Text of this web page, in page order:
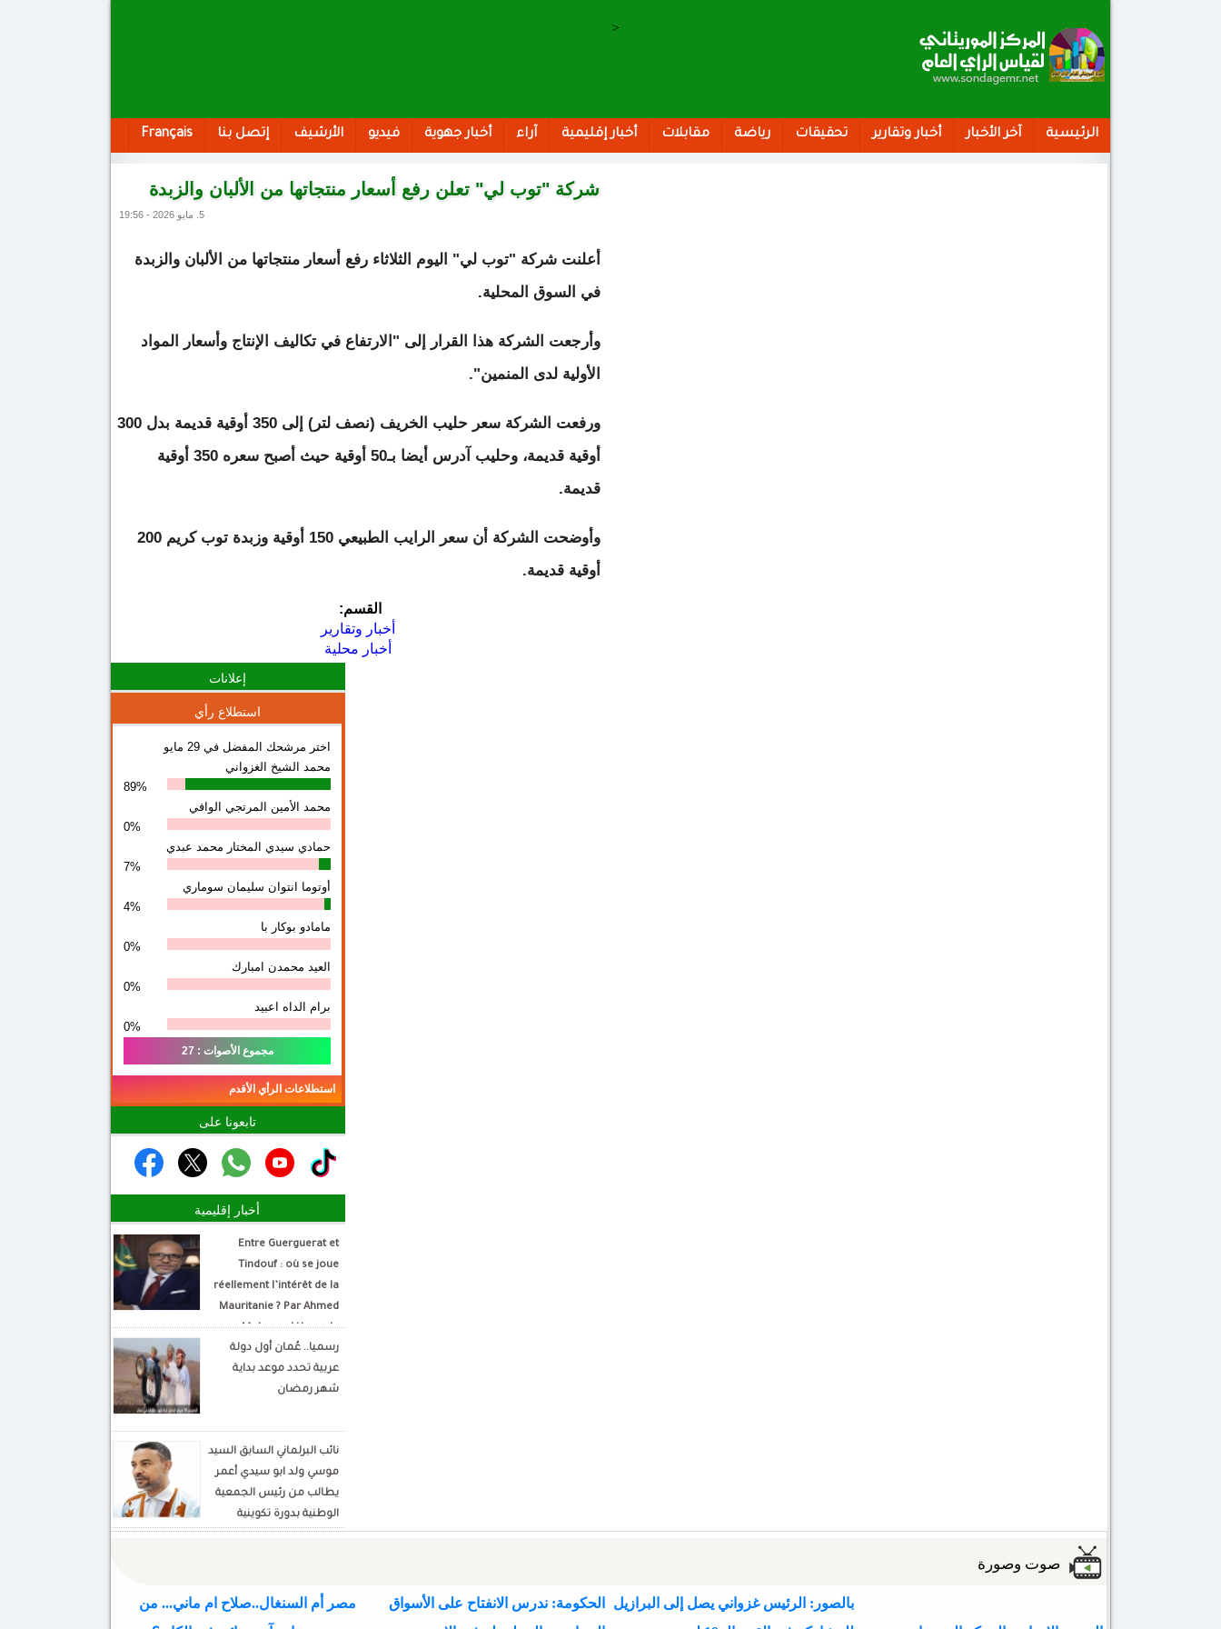
>
الرئيسية آخر الأخبار أخبار وتقارير تحقيقات رياضة مقابلات أخبار إقليمية آراء أخبار جهوية فيديو الأرشيف إتصل بنا Français
شركة "توب لي" تعلن رفع أسعار منتجاتها من الألبان والزبدة
5. مايو 2026 - 19:56
أعلنت شركة "توب لي" اليوم الثلاثاء رفع أسعار منتجاتها من الألبان والزبدة
في السوق المحلية.
وأرجعت الشركة هذا القرار إلى "الارتفاع في تكاليف الإنتاج وأسعار المواد
الأولية لدى المنمين".
ورفعت الشركة سعر حليب الخريف (نصف لتر) إلى 350 أوقية قديمة بدل 300
أوقية قديمة، وحليب آدرس أيضا بـ50 أوقية حيث أصبح سعره 350 أوقية
قديمة.
وأوضحت الشركة أن سعر الرايب الطبيعي 150 أوقية وزبدة توب كريم 200
أوقية قديمة.
القسم:
أخبار وتقارير
أخبار محلية
إعلانات
استطلاع رأي
اختر مرشحك المفضل في 29 مايو
محمد الشيخ الغزواني
89%
محمد الأمين المرتجي الوافي
0%
حمادي سيدي المختار محمد عبدي
7%
أوتوما انتوان سلیمان سوماري
4%
مامادو بوكار با
0%
العيد محمدن امبارك
0%
برام الداه اعبيد
0%
مجموع الأصوات : 27
استطلاعات الرأي الأقدم
تابعونا على
أخبار إقليمية
Entre Guerguerat et
Tindouf : où se joue
réellement l’intérêt de la
Mauritanie ? Par Ahmed
Mohamed Hamada
Écrivain et analyste
politique
رسميا.. عُمان أول دولة
عربية تحدد موعد بداية
شهر رمضان
نائب البرلماني السابق السيد
موسي ولد ابو سيدي أعمر
يطالب من رئيس الجمعية
الوطنية بدورة تكوينية
للنواب الجديد
صوت وصورة
بالصور: الرئيس غزواني يصل إلى البرازيل
الحكومة: ندرس الانفتاح على الأسواق
مصر أم السنغال..صلاح ام ماني... من